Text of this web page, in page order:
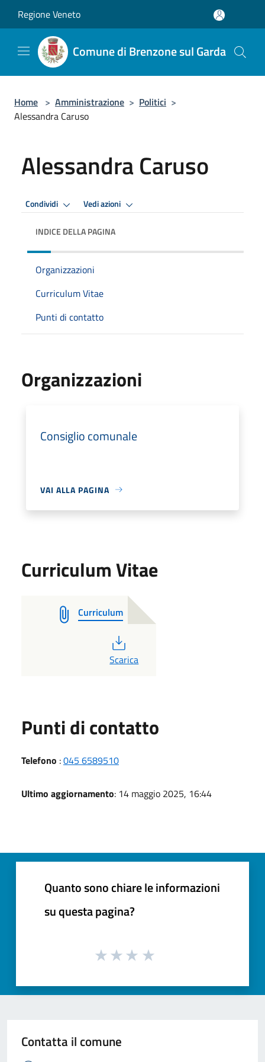
Regione Veneto
Comune di Brenzone sul Garda
Home > Amministrazione > Politici >
Alessandra Caruso
Alessandra Caruso
Condividi Vedi azioni
INDICE DELLA PAGINA
Organizzazioni
Curriculum Vitae
Punti di contatto
Organizzazioni
Consiglio comunale
VAI ALLA PAGINA
Curriculum Vitae
Curriculum
PDF
Scarica
Punti di contatto
Telefono :045 6589510
Ultimo aggiornamento: 14 maggio 2025, 16:44
Quanto sono chiare le informazioni
su questa pagina?
Contatta il comune